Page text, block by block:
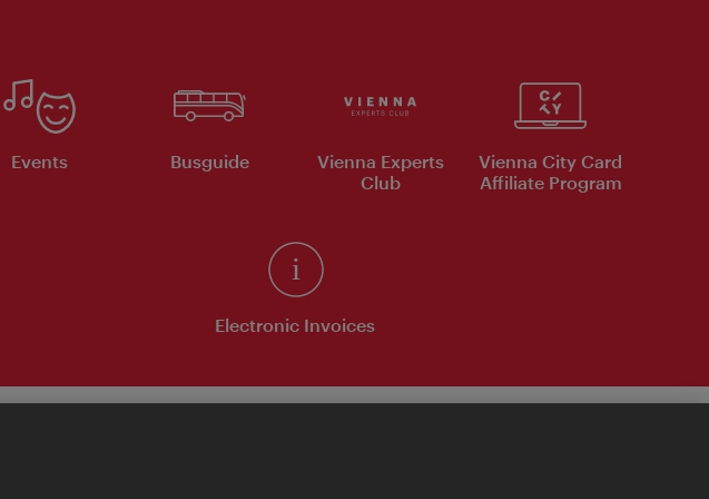
Events Busguide
Vienna Experts
Club
Vienna City Card
Affiliate Program
Electronic Invoices